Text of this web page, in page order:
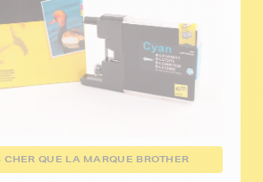
CHER QUE LA MARQUE BROTHER